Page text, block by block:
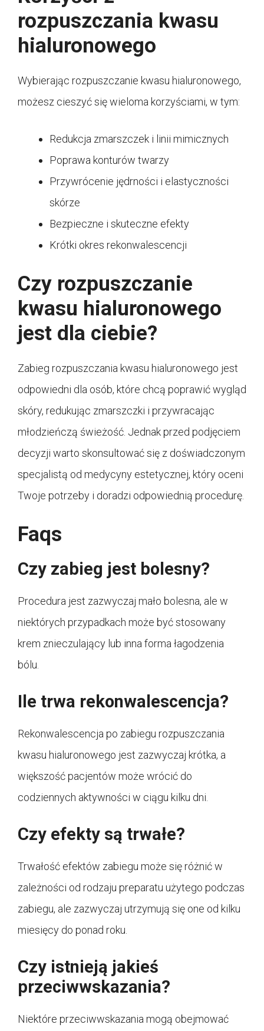
rozpuszczania kwasu
hialuronowego
Wybierając rozpuszczanie kwasu hialuronowego,
możesz cieszyć się wieloma korzyściami, w tym:
Redukcja zmarszczek i linii mimicznych
Poprawa konturów twarzy
Przywrócenie jędrności i elastyczności
skórze
Bezpieczne i skuteczne efekty
Krótki okres rekonwalescencji
Czy rozpuszczanie
kwasu hialuronowego
jest dla ciebie?
Zabieg rozpuszczania kwasu hialuronowego jest
odpowiedni dla osób, które chcą poprawić wygląd
skóry, redukując zmarszczki i przywracając
młodzieńczą świeżość. Jednak przed podjęciem
decyzji warto skonsultować się z doświadczonym
specjalistą od medycyny estetycznej, który oceni
Twoje potrzeby i doradzi odpowiednią procedurę.
Faqs
Czy zabieg jest bolesny?
Procedura jest zazwyczaj mało bolesna, ale w
niektórych przypadkach może być stosowany
krem znieczulający lub inna forma łagodzenia
bólu.
Ile trwa rekonwalescencja?
Rekonwalescencja po zabiegu rozpuszczania
kwasu hialuronowego jest zazwyczaj krótka, a
większość pacjentów może wrócić do
codziennych aktywności w ciągu kilku dni.
Czy efekty są trwałe?
Trwałość efektów zabiegu może się różnić w
zależności od rodzaju preparatu użytego podczas
zabiegu, ale zazwyczaj utrzymują się one od kilku
miesięcy do ponad roku.
Czy istnieją jakieś
przeciwwskazania?
Niektóre przeciwwskazania mogą obejmować